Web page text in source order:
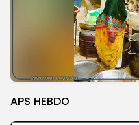
APS HEBDO